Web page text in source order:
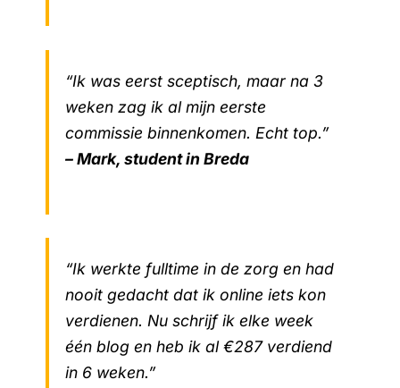
“Ik was eerst sceptisch, maar na 3
weken zag ik al mijn eerste
commissie binnenkomen. Echt top.”
– Mark, student in Breda
“Ik werkte fulltime in de zorg en had
nooit gedacht dat ik online iets kon
verdienen. Nu schrijf ik elke week
één blog en heb ik al €287 verdiend
in 6 weken.”